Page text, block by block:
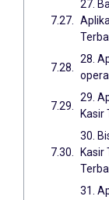
27.
28.
29.
Kasir
30.
Kasir
31.